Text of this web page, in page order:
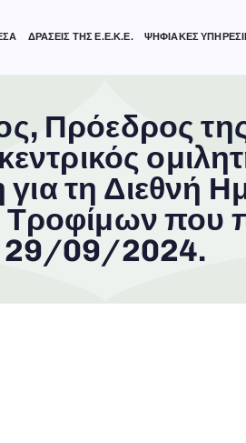
ΔΡΑΣΕΙΣ ΤΗΣ Ε.Ε.Κ.Ε. ΨΗΦΙΑΚΕΣ
Πρόεδρος
για τη Διεθνή
που
29/09/2024.